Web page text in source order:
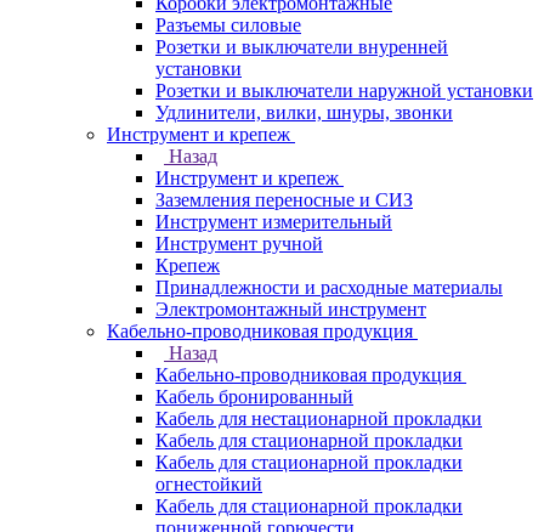
Разъемы силовые
Розетки и выключатели внуренней
установки
Розетки и выключатели наружной установки
Удлинители, вилки, шнуры, звонки
Инструмент и крепеж
Назад
Инструмент и крепеж
Заземления переносные и СИЗ
Инструмент измерительный
Инструмент ручной
Крепеж
Принадлежности и расходные материалы
Электромонтажный инструмент
Кабельно-проводниковая продукция
Назад
Кабельно-проводниковая продукция
Кабель бронированный
Кабель для нестационарной прокладки
Кабель для стационарной прокладки
Кабель для стационарной прокладки
огнестойкий
Кабель для стационарной прокладки
пониженной горючести